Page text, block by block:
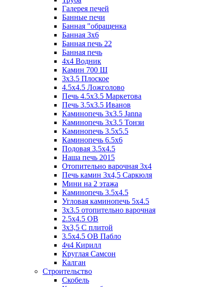
Галерея печей
Банные печи
Банная "обращенка
Банная 3х6
Банная печь 22
Банная печь
4х4 Водник
Камин 700 Ш
3x3.5 Плоское
4.5x4.5 Ложголово
Печь 4.5x3.5 Маркетова
Печь 3.5x3.5 Иванов
Каминопечь 3x3.5 Janna
Каминопечь 3x3.5 Тонзи
Каминопечь 3.5х5.5
Каминопечь 6.5x6
Подовая 3.5х4.5
Наша печь 2015
Отопительно варочная 3х4
Печь камин 3х4,5 Саркюля
Мини на 2 этажа
Каминопечь 3.5х4.5
Угловая каминопечь 5х4.5
3х3.5 отопительно варочная
2.5х4.5 ОВ
3х3,5 C плитой
3.5х4.5 ОВ Пабло
4ч4 Кирилл
Круглая Самсон
Калган
Строительство
Скобель